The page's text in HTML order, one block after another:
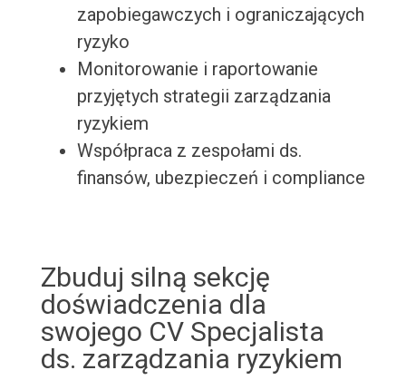
zapobiegawczych i ograniczających
ryzyko
Monitorowanie i raportowanie
przyjętych strategii zarządzania
ryzykiem
Współpraca z zespołami ds.
finansów, ubezpieczeń i compliance
Zbuduj silną sekcję
doświadczenia dla
swojego CV Specjalista
ds. zarządzania ryzykiem